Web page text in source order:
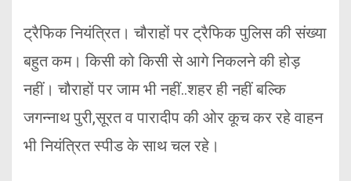
ट्रैफिक नियंत्रित। चौराहों पर ट्रैफिक पुलिस की संख्या
बहुत कम। किसी को किसी से आगे निकलने की होड़
नहीं। चौराहों पर जाम भी नहीं..शहर ही नहीं बल्कि
जगन्नाथ पुरी,सूरत व पारादीप की ओर कूच कर रहे वाहन
भी नियंत्रित स्पीड के साथ चल रहे।